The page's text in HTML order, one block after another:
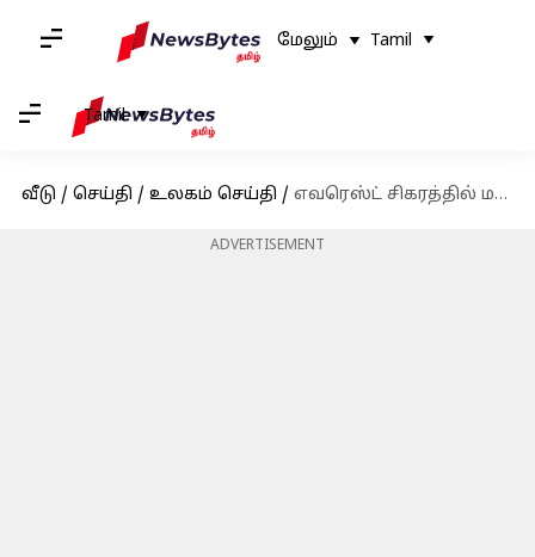
மேலும் Tamil
Tamil
வீடு / செய்தி / உலகம் செய்தி / எவரெஸ்ட் சிகரத்தில் மலையேறிய அமெரிக்கர் மரணம்! சீசனில் 4வது உயிரிழப்பு
ADVERTISEMENT